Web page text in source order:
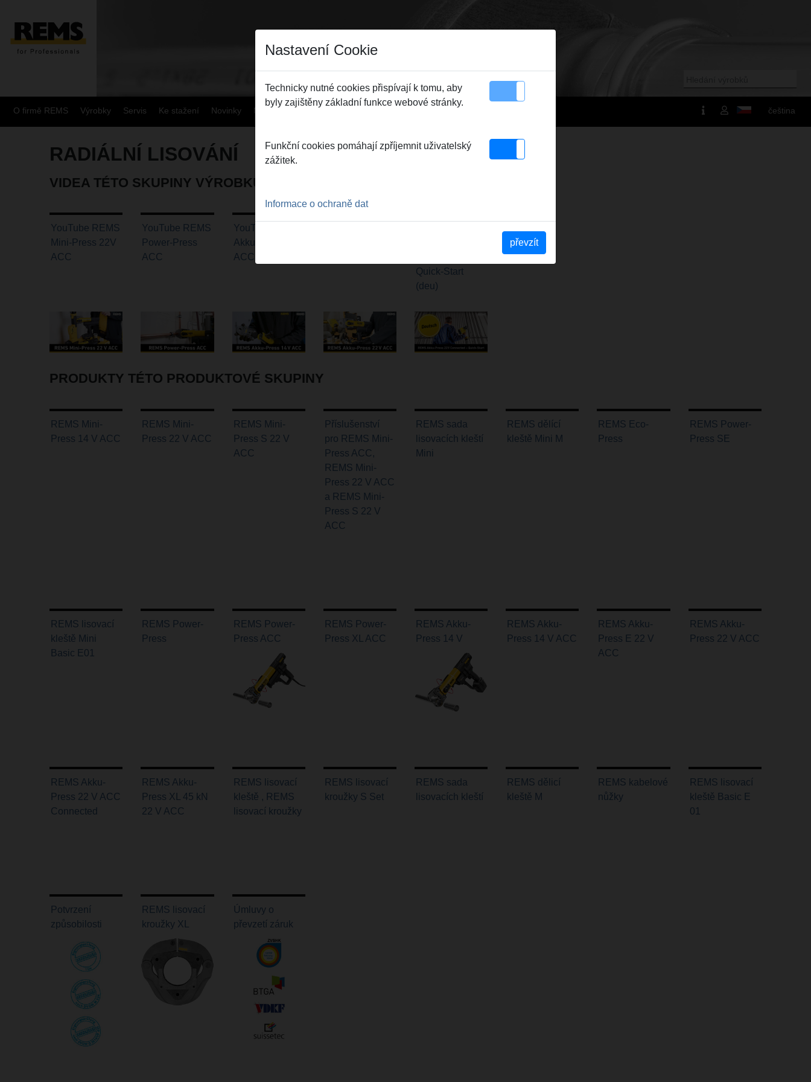
O firmě REMS Výrobky Servis Ke stažení Novinky Mapa plochy stránky čeština
RADIÁLNÍ LISOVÁNÍ
VIDEA TÉTO SKUPINY VÝROBKŮ
YouTube REMS
Mini-Press 22V
ACC
YouTube REMS
Power-Press
ACC
YouTube REMS
Akku Press 14V
ACC
Quick-Start
(deu)
PRODUKTY TÉTO PRODUKTOVÉ SKUPINY
REMS Mini-
Press 14 V ACC
REMS Mini-
Press 22 V ACC
REMS Mini-
Press S 22 V
ACC
Příslušenství
pro REMS Mini-
Press ACC,
REMS Mini-
Press 22 V ACC
a REMS Mini-
Press S 22 V
ACC
REMS sada
lisovacích kleští
Mini
REMS dělící
kleště Mini M
REMS Eco-
Press
REMS Power-
Press SE
REMS lisovací
kleště Mini
Basic E01
REMS Power-
Press
REMS Power-
Press ACC
REMS Power-
Press XL ACC
REMS Akku-
Press 14 V
REMS Akku-
Press 14 V ACC
REMS Akku-
Press E 22 V
ACC
REMS Akku-
Press 22 V ACC
REMS Akku-
Press 22 V ACC
Connected
REMS Akku-
Press XL 45 kN
22 V ACC
REMS lisovací
kleště , REMS
lisovací kroužky
REMS lisovací
kroužky S Set
REMS sada
lisovacích kleští
REMS dělicí
kleště M
REMS kabelové
nůžky
REMS lisovací
kleště Basic E
01
Potvrzení
způsobilosti
REMS lisovací
kroužky XL
Úmluvy o
převzetí záruk
Nastavení Cookie
Technicky nutné cookies přispívají k tomu, aby
byly zajištěny základní funkce webové stránky.
Funkční cookies pomáhají zpříjemnit uživatelský
zážitek.
Informace o ochraně dat
převzít